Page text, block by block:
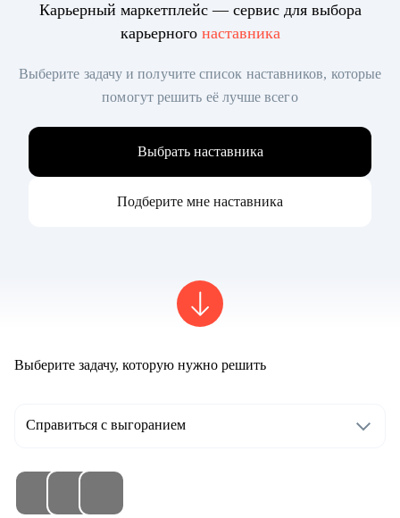
Карьерный маркетплейс — сервис для выбора
карьерного наставника
Выберите задачу и получите список наставников, которые
помогут решить её лучше всего
Выбрать наставника
Подберите мне наставника
Выберите задачу, которую нужно решить
Справиться с выгоранием